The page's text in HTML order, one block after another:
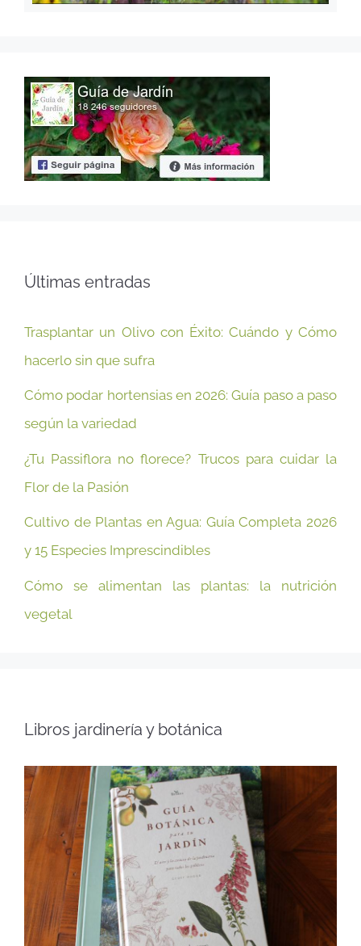
Últimas entradas
Trasplantar un Olivo con Éxito: Cuándo y Cómo
hacerlo sin que sufra
Cómo podar hortensias en 2026: Guía paso a paso
según la variedad
¿Tu Passiflora no florece? Trucos para cuidar la
Flor de la Pasión
Cultivo de Plantas en Agua: Guía Completa 2026
y 15 Especies Imprescindibles
Cómo se alimentan las plantas: la nutrición
vegetal
Libros jardinería y botánica